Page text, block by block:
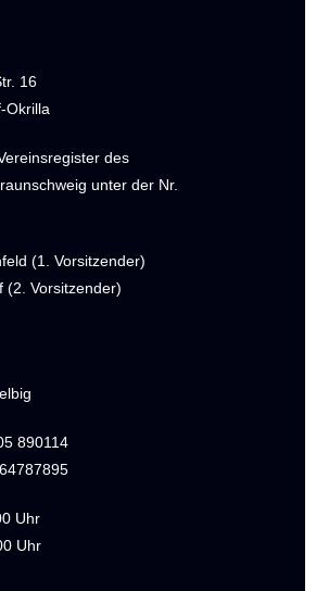
16
Okrilla
des
unter der Nr.
(1. Vorsitzender)
(2. Vorsitzender)
890114
Uhr
Uhr